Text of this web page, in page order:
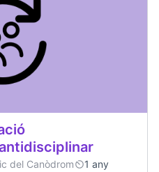
del Canòdrom
1 any